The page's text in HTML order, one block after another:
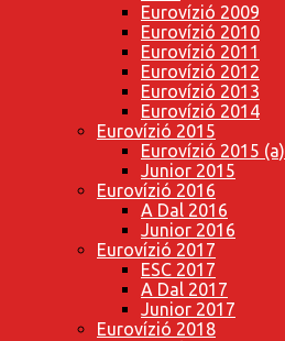
Eurovízió 2009
Eurovízió 2010
Eurovízió 2011
Eurovízió 2012
Eurovízió 2013
Eurovízió 2014
Eurovízió 2015
Eurovízió 2015 (a)
Junior 2015
Eurovízió 2016
A Dal 2016
Junior 2016
Eurovízió 2017
ESC 2017
A Dal 2017
Junior 2017
Eurovízió 2018